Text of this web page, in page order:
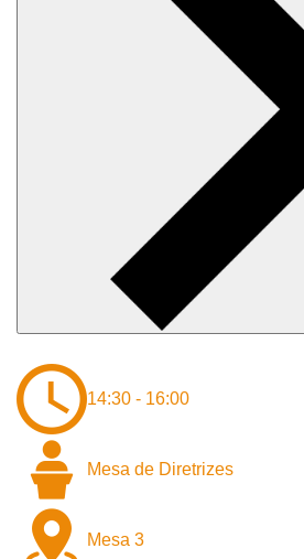
14:30 - 16:00
Mesa de Diretrizes
Mesa 3